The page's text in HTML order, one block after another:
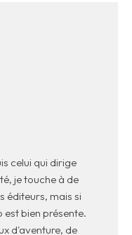
celui qui dirige
je touche à de
éditeurs, mais si
bien présente.
d'aventure, de